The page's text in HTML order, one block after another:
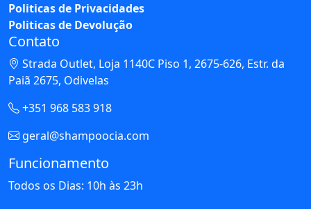
Politicas de Privacidades
Politicas de Devolução
Contato
Strada Outlet, Loja 1140C Piso 1, 2675-626, Estr. da
Paiã 2675, Odivelas
+351 968 583 918
geral@shampoocia.com
Funcionamento
Todos os Dias: 10h às 23h